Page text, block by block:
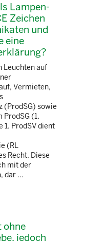
Lampen-
Zeichen
und
eine
Leuchten auf
Vermieten,
(ProdSG) sowie
ProdSG (1.
1. ProdSV dient
(RL
Recht. Diese
mit der
dar ...
ohne
jedoch